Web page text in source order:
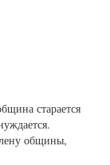
старается
общины,